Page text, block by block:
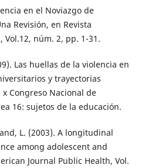
en el Noviazgo de
Revisión, en Revista
núm. 2, pp. 1-31.
Las huellas de la violencia en
y trayectorias
Congreso Nacional de
16: sujetos de la educación.
L. (2003). A longitudinal
among adolescent and
Journal Public Health, Vol.